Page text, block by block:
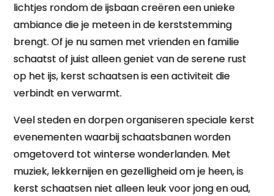
lichtjes rondom de ijsbaan creëren een unieke
ambiance die je meteen in de kerststemming
brengt. Of je nu samen met vrienden en familie
schaatst of juist alleen geniet van de serene rust
op het ijs, kerst schaatsen is een activiteit die
verbindt en verwarmt.
Veel steden en dorpen organiseren speciale kerst
evenementen waarbij schaatsbanen worden
omgetoverd tot winterse wonderlanden. Met
muziek, lekkernijen en gezelligheid om je heen, is
kerst schaatsen niet alleen leuk voor jong en oud,